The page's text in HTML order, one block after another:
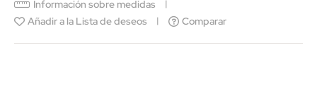
Información sobre medidas
Añadir a la Lista de deseos
Comparar